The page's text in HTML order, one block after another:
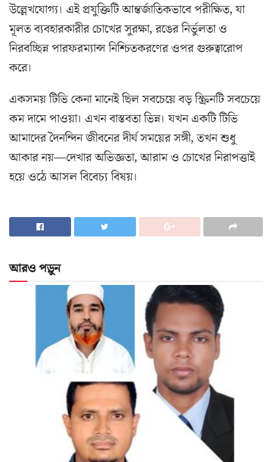
উল্লেখযোগ্য। এই প্রযুক্তিটি আন্তর্জাতিকভাবে পরীক্ষিত, যা
মূলত ব্যবহারকারীর চোখের সুরক্ষা, রঙের নির্ভুলতা ও
নিরবচ্ছিন্ন পারফরম্যান্স নিশ্চিতকরণের ওপর গুরুত্বারোপ
করে।
একসময় টিভি কেনা মানেই ছিল সবচেয়ে বড় স্ক্রিনটি সবচেয়ে
কম দামে পাওয়া। এখন বাস্তবতা ভিন্ন। যখন একটি টিভি
আমাদের দৈনন্দিন জীবনের দীর্ঘ সময়ের সঙ্গী, তখন শুধু
আকার নয়—দেখার অভিজ্ঞতা, আরাম ও চোখের নিরাপত্তাই
হয়ে ওঠে আসল বিবেচ্য বিষয়।
আরও পড়ুন